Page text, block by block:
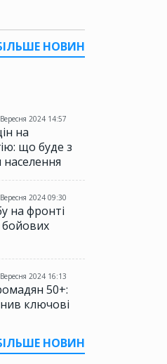
НОВИН
2024 14:57
на
що буде з
2024 09:30
на фронті
бойових
2024 16:13
50+:
ключові
НОВИН